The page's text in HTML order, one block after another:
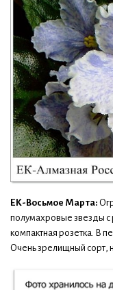
ЕК-Восьмое Марта:
полумахровые звезды с
компактная розетка. В
Очень зрелищный сорт,